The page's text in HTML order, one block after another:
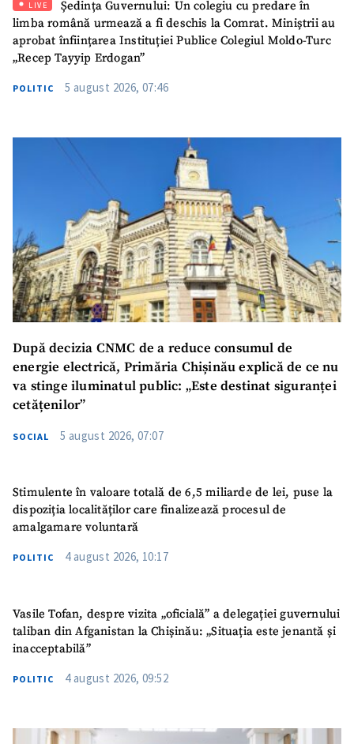
LIVE
Ședința Guvernului: Un colegiu cu predare în
limba română urmează a fi deschis la Comrat. Miniștrii au
aprobat înființarea Instituției Publice Colegiul Moldo-Turc
„Recep Tayyip Erdogan”
POLITIC 5 august 2026, 07:46
După decizia CNMC de a reduce consumul de
energie electrică, Primăria Chișinău explică de ce nu
va stinge iluminatul public: „Este destinat siguranței
cetățenilor”
SOCIAL 5 august 2026, 07:07
Stimulente în valoare totală de 6,5 miliarde de lei, puse la
dispoziția localităților care finalizează procesul de
amalgamare voluntară
POLITIC 4 august 2026, 10:17
Vasile Tofan, despre vizita „oficială” a delegației guvernului
taliban din Afganistan la Chișinău: „Situația este jenantă și
inacceptabilă”
POLITIC 4 august 2026, 09:52
Mesajul știrei
+ Mesajul știrei
CONTACT SURSĂ
Sursă anonimă
Telefon
+ Telefon personal
Am citit și sunt de
acord cupolitica de
confidențialitate.
TRIMITE ȘTIREA